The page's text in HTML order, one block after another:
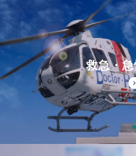
救急・